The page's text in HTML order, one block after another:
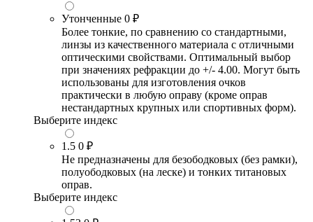
Утонченные 0 ₽
Более тонкие, по сравнению со стандартными,
линзы из качественного материала с отличными
оптическими свойствами. Оптимальный выбор
при значениях рефракции до +/- 4.00. Могут быть
использованы для изготовления очков
практически в любую оправу (кроме оправ
нестандартных крупных или спортивных форм).
Выберите индекс
1.5 0 ₽
Не предназначены для безободковых (без рамки),
полуободковых (на леске) и тонких титановых
оправ.
Выберите индекс